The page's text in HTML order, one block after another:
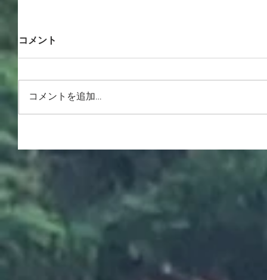
コメント
コメントを追加…